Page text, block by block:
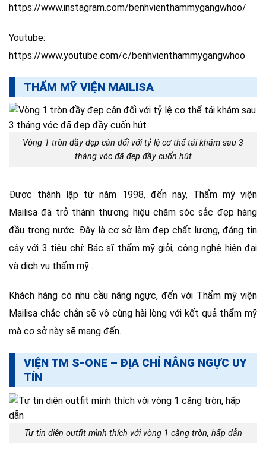
https://www.instagram.com/benhvienthammygangwhoo/
Youtube:
https://www.youtube.com/c/benhvienthammygangwhoo
THẨM MỸ VIỆN MAILISA
Vòng 1 tròn đầy đẹp cân đối với tỷ lệ cơ thể tái khám sau 3
tháng vóc đã đẹp đầy cuốn hút
Được thành lập từ năm 1998, đến nay, Thẩm mỹ viện
Mailisa đã trở thành thương hiệu chăm sóc sắc đẹp hàng
đầu trong nước. Đây là cơ sở làm đẹp chất lượng, đáng tin
cậy với 3 tiêu chí: Bác sĩ thẩm mỹ giỏi, công nghệ hiện đại
và dịch vụ thẩm mỹ .
Khách hàng có nhu cầu nâng ngực, đến với Thẩm mỹ viện
Mailisa chắc chắn sẽ vô cùng hài lòng với kết quả thẩm mỹ
mà cơ sở này sẽ mang đến.
VIỆN TM S-ONE – ĐỊA CHỈ NÂNG NGỰC UY
TÍN
Tự tin diện outfit mình thích với vòng 1 căng tròn, hấp dẫn